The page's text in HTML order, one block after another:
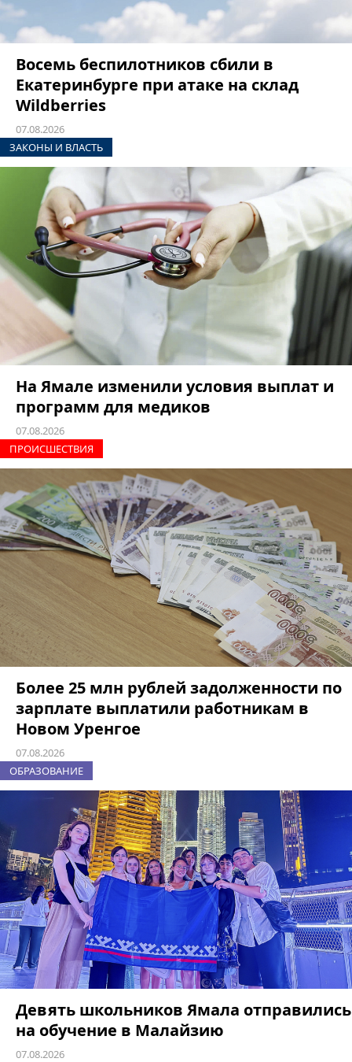
Восемь беспилотников сбили в
Екатеринбурге при атаке на склад
Wildberries
07.08.2026
ЗАКОНЫ И ВЛАСТЬ
На Ямале изменили условия выплат и
программ для медиков
07.08.2026
ПРОИCШЕСТВИЯ
Более 25 млн рублей задолженности по
зарплате выплатили работникам в
Новом Уренгое
07.08.2026
ОБРАЗОВАНИЕ
Девять школьников Ямала отправились
на обучение в Малайзию
07.08.2026